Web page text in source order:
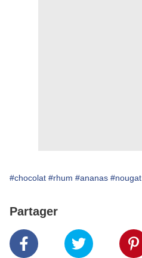
#chocolat #rhum #ananas #nougat
Partager